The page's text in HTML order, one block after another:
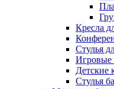
Кресла
Стулья
Игровые
Детские
Стулья